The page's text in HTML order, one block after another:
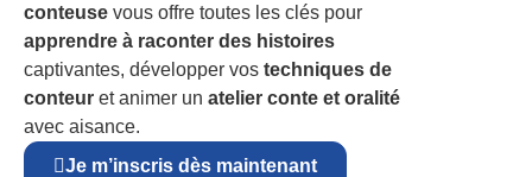
conteuse vous offre toutes les clés pour
apprendre à raconter des histoires
captivantes, développer vos techniques de
conteur et animer un atelier conte et oralité
avec aisance.
Je m’inscris dès maintenant